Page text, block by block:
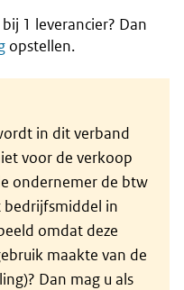
1 leverancier? Dan
opstellen.
in dit verband
voor de verkoop
ondernemer de btw
bedrijfsmiddel in
omdat deze
maakte van de
Dan mag u als